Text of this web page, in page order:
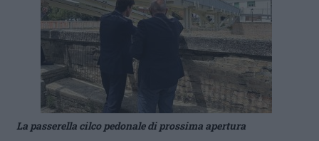
La passerella cilco pedonale di prossima apertura